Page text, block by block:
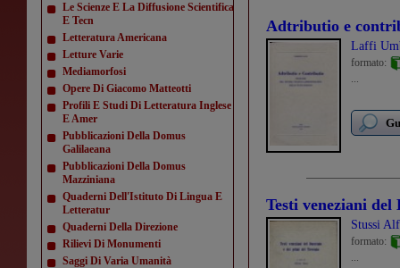
Le Scienze E La Diffusione Scientifica
E Tecn
Letteratura Americana
Letture Varie
Mediamorfosi
Opere Di Giacomo Matteotti
Profili E Studi Di Letteratura Inglese
E Amer
Pubblicazioni Della Domus
Galilaeana
Pubblicazioni Della Domus
Mazziniana
Quaderni Dell'Istituto Di Lingua E
Letteratur
Quaderni Della Direzione
Rilievi Di Monumenti
Saggi Di Varia Umanità
Adtributio e
Laffi
formato:
...
Testi veneziani del
Stussi
formato:
...